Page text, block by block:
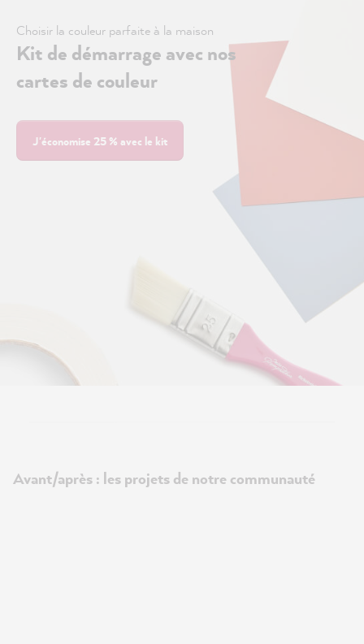
Choisir la couleur parfaite à la maison
Kit de démarrage avec nos
cartes de couleur
J'économise 25 % avec le kit
Avant/après : les projets de notre communauté